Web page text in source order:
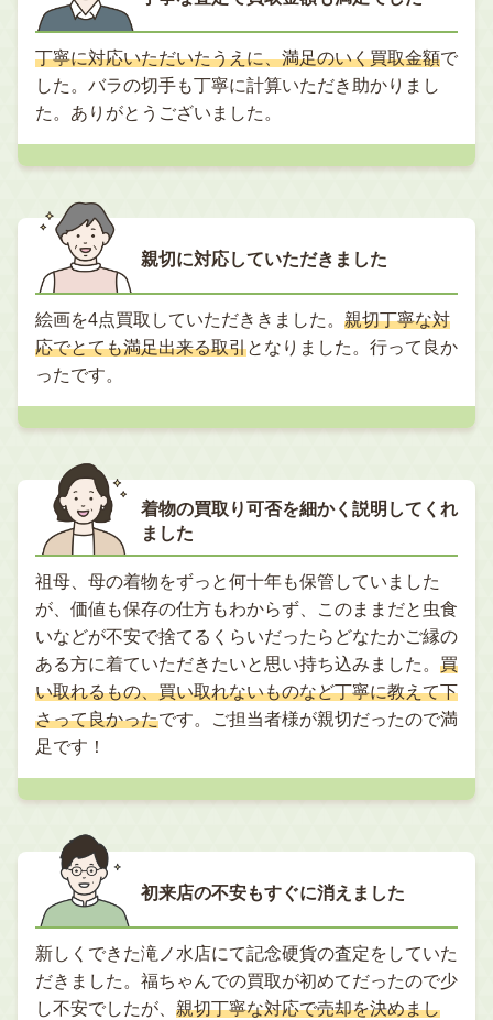
丁寧に対応いただいたうえに、満足のいく買取金額で
した。バラの切手も丁寧に計算いただき助かりまし
た。ありがとうございました。
親切に対応していただきました
絵画を4点買取していただききました。 親切丁寧な対
応でとても満足出来る取引となりました。行って良か
ったです。
着物の買取り可否を細かく説明してくれ
ました
祖母、母の着物をずっと何十年も保管していました
が、価値も保存の仕方もわからず、このままだと虫食
いなどが不安で捨てるくらいだったらどなたかご縁の
ある方に着ていただきたいと思い持ち込みました。 買
い取れるもの、買い取れないものなど丁寧に教えて下
さって良かったです。ご担当者様が親切だったので満
足です！
初来店の不安もすぐに消えました
新しくできた滝ノ水店にて記念硬貨の査定をしていた
だきました。福ちゃんでの買取が初めてだったので少
し不安でしたが、 親切丁寧な対応で売却を決めまし